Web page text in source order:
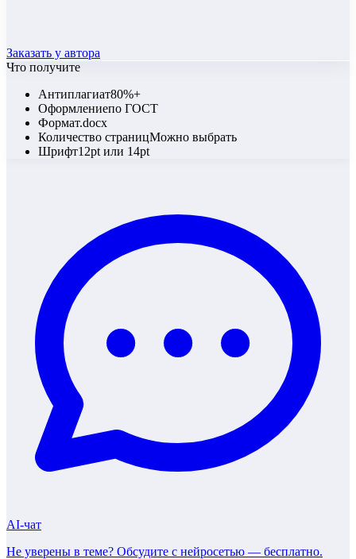
Заказать у автора
Что получите
Антиплагиат80%+
Оформлениепо ГОСТ
Формат.docx
Количество страницМожно выбрать
Шрифт12pt или 14pt
AI-чат
Не уверены в теме? Обсудите с нейросетью — бесплатно.